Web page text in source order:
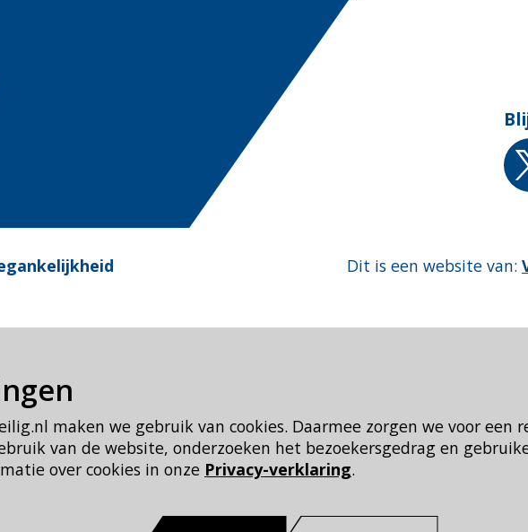
maken we gebruik van cookies. Daarmee zorgen we voor een
van de website, onderzoeken het bezoekersgedrag en
over cookies in onze Privacy-verklaring.
Dit is een website van: